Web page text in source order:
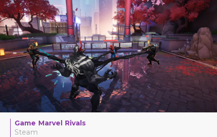
Game Marvel Rivals
Steam